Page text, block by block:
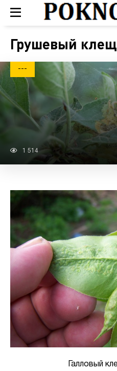
Грушевый клещ
---
1 514
Галловый